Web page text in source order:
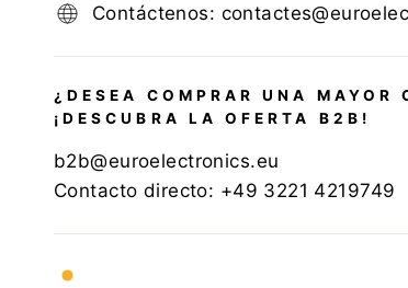
Contáctenos:
¿DESEA COMPRAR UNA MAYOR
¡DESCUBRA LA OFERTA B2B!
b2b@euroelectronics.eu
Contacto directo: +49 3221 4219749